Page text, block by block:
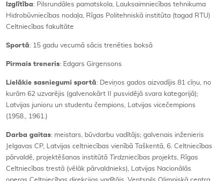
Izglītība: Pilsrundāles pamatskola, Lauksaimniecības tehnikuma
Hidrobūvniecības nodaļa, Rīgas Politehniskā institūta (tagad RTU)
Celtniecības fakultāte
Sportā: 15 gadu vecumā sācis trenēties boksā
Pirmais treneris: Edgars Girgensons
Lielākie sasniegumi sportā: Deviņos gados aizvadījis 81 cīņu, no
kurām 62 uzvarējis (galvenokārt II pusvidējā svara kategorijā);
Latvijas junioru un studentu čempions, Latvijas vicečempions
(1958., 1961.)
Darba gaitas: meistars, būvdarbu vadītājs; galvenais inženieris
Jelgavas CP, Latvijas celtniecības vienībā Taškentā, 6. Celtniecības
pārvaldē, projektēšanas institūtā Tirdzniecības projekts, Rīgas
Celtniecības trestā (vēlāk pārvaldnieks), Latvijas Nacionālās